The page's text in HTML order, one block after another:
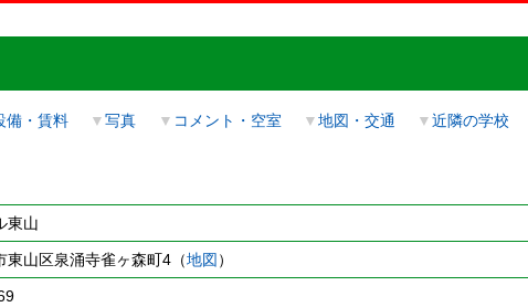
備・賃料 ▼写真 ▼ コメント・空室 ▼地図・交通 ▼近隣の学校
東山
東山区泉涌寺雀ヶ森町4（地図）